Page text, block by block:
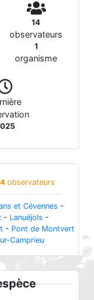
14
observateurs
1
organisme
observateurs
et Cévennes -
- Lanuéjols -
- Pont de Montvert
Camprieu